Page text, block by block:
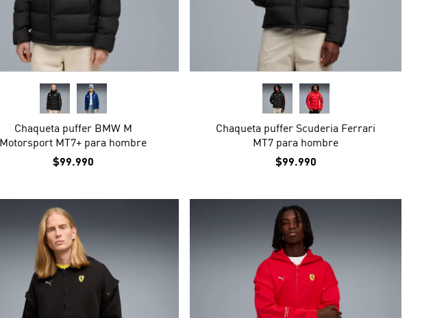
Chaqueta puffer BMW M
Motorsport MT7+ para hombre
$99.990
Chaqueta puffer Scuderia Ferrari
MT7 para hombre
$99.990